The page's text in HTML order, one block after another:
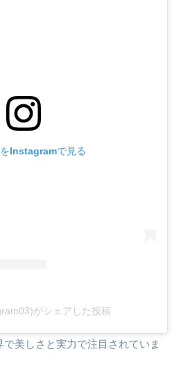
Instagramで見る
がシェアした投稿
美しさと実力で注目されていま